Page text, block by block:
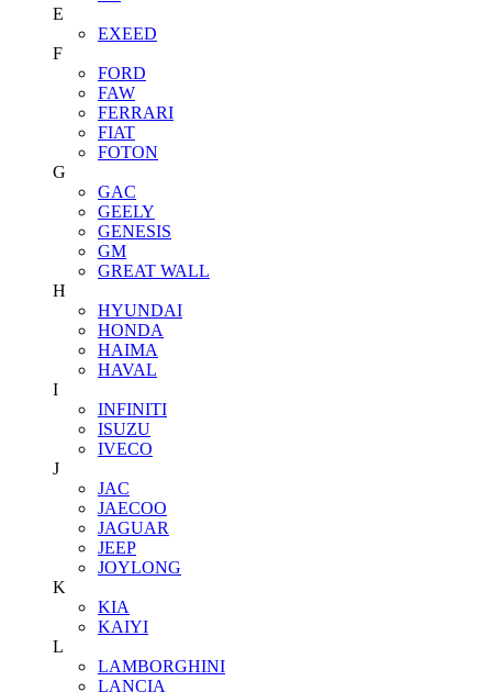
E
EXEED
F
FORD
FAW
FERRARI
FIAT
FOTON
G
GAC
GEELY
GENESIS
GM
GREAT WALL
H
HYUNDAI
HONDA
HAIMA
HAVAL
I
INFINITI
ISUZU
IVECO
J
JAC
JAECOO
JAGUAR
JEEP
JOYLONG
K
KIA
KAIYI
L
LAMBORGHINI
LANCIA